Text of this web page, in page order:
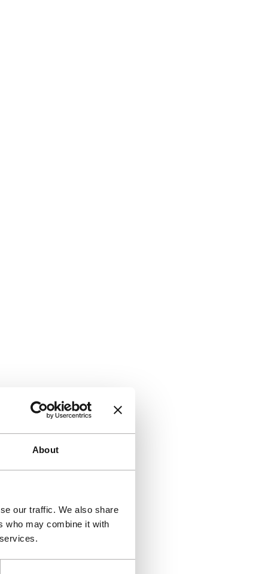
About
our traffic. We also share
who may combine it with